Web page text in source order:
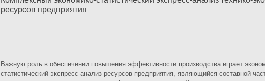
ресурсов предприятия
Важную роль в обеспечении повышения эффективности производства играет
статистический экспресс-анализ ресурсов предприятия, являющийся составной